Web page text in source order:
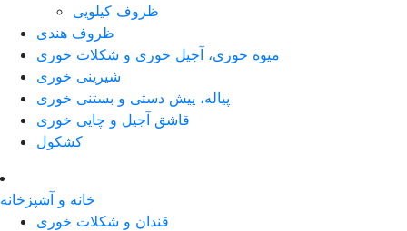
ظروف کیلویی
ظروف هندی
میوه خوری، آجیل خوری و شکلات خوری
شیرینی خوری
پیاله، پیش دستی و بستنی خوری
قاشق آجیل و چایی خوری
کشکول
خانه و آشپزخانه
قندان و شکلات خوری